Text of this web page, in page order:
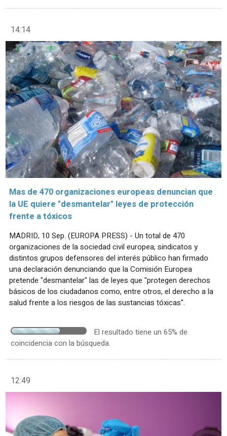
14:14
Mas de 470 organizaciones europeas denuncian que
la UE quiere "desmantelar" leyes de protección
frente a tóxicos
MADRID, 10 Sep. (EUROPA PRESS) - Un total de 470
organizaciones de la sociedad civil europea, sindicatos y
distintos grupos defensores del interés público han firmado
una declaración denunciando que la Comisión Europea
pretende "desmantelar" las de leyes que "protegen derechos
básicos de los ciudadanos como, entre otros, el derecho a la
salud frente a los riesgos de las sustancias tóxicas".
El resultado tiene un 65% de
coincidencia con la búsqueda.
12:49